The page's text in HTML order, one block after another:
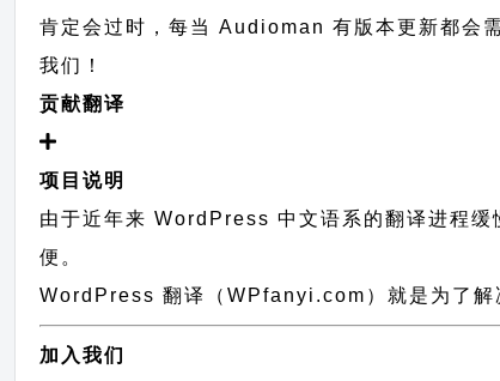
肯定会过时，每当 Audioman 有版本更新都会
我们！
贡献翻译
项目说明
由于近年来 WordPress 中文语系的翻译进程
便。
WordPress 翻译（WPfanyi.com） 就是为了
加入我们